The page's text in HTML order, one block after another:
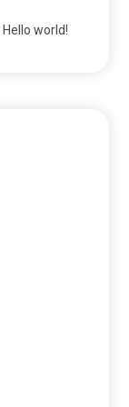
Hello world!